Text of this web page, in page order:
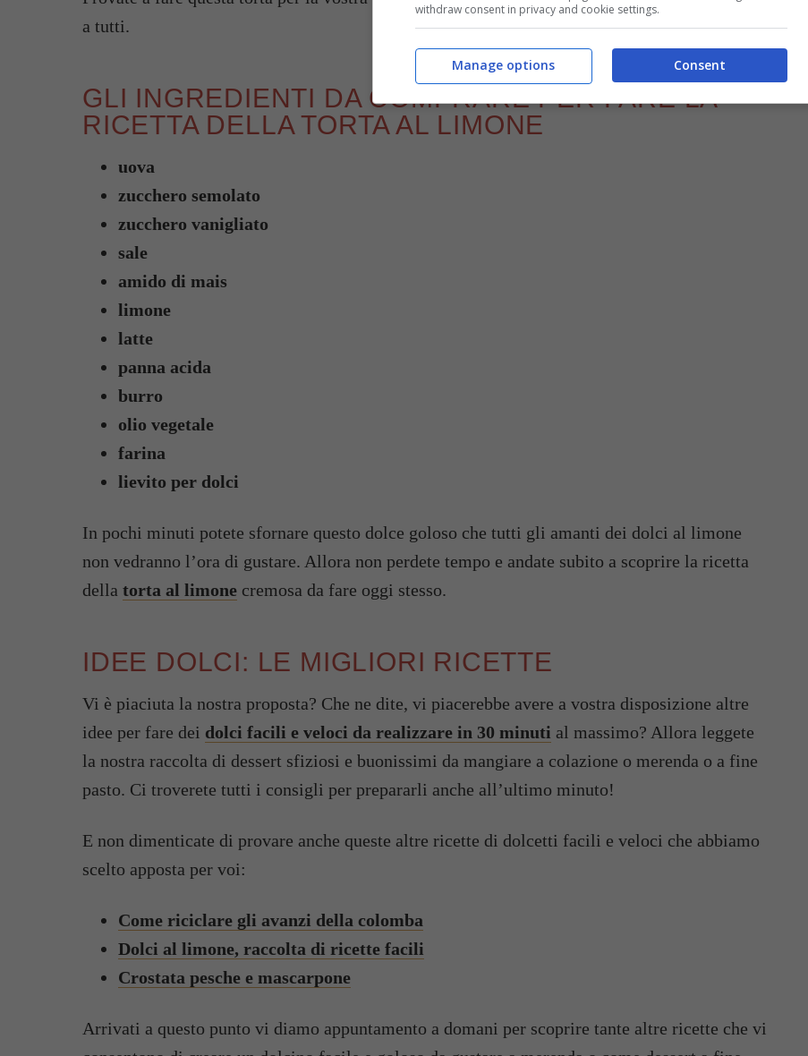
a tutti.
GLI INGREDIENTI DA COMPRARE PER FARE LA
RICETTA DELLA TORTA AL LIMONE
uova
zucchero semolato
zucchero vanigliato
sale
amido di mais
limone
latte
panna acida
burro
olio vegetale
farina
lievito per dolci
In pochi minuti potete sfornare questo dolce goloso che tutti gli amanti dei dolci al limone
non vedranno l’ora di gustare. Allora non perdete tempo e andate subito a scoprire la ricetta
della torta al limone cremosa da fare oggi stesso.
IDEE DOLCI: LE MIGLIORI RICETTE
Vi è piaciuta la nostra proposta? Che ne dite, vi piacerebbe avere a vostra disposizione altre
idee per fare dei dolci facili e veloci da realizzare in 30 minuti al massimo? Allora leggete
la nostra raccolta di dessert sfiziosi e buonissimi da mangiare a colazione o merenda o a fine
pasto. Ci troverete tutti i consigli per prepararli anche all’ultimo minuto!
E non dimenticate di provare anche queste altre ricette di dolcetti facili e veloci che abbiamo
scelto apposta per voi:
Come riciclare gli avanzi della colomba
Dolci al limone, raccolta di ricette facili
Crostata pesche e mascarpone
Arrivati a questo punto vi diamo appuntamento a domani per scoprire tante altre ricette che vi
withdraw consent in privacy and cookie settings.
Consent
Manage options